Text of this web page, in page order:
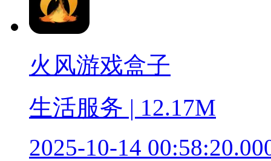
火风游戏盒子
生活服务 | 12.17M
2025-10-14